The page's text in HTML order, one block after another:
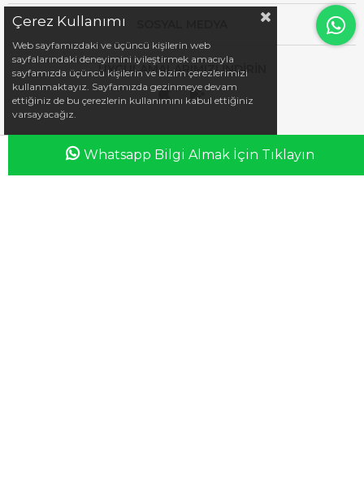
UYGULAMALARIMIZI İNDİRİN
Whatsapp Bilgi Almak İçin Tıklayın
Çerez Kullanımı
Web sayfamızdaki ve üçüncü kişilerin web
sayfalarındaki deneyimini iyileştirmek amacıyla
sayfamızda üçüncü kişilerin ve bizim çerezlerimizi
kullanmaktayız. Sayfamızda gezinmeye devam
ettiğiniz de bu çerezlerin kullanımını kabul ettiğiniz
varsayacağız.
Anasayfa Favorilerim Sepetim Üye Girişi